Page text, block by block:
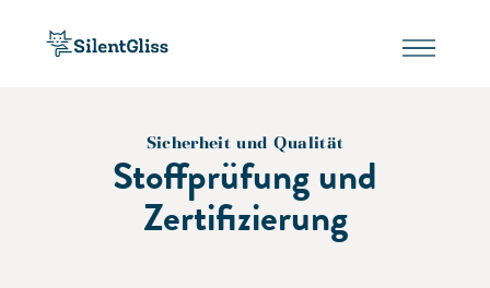
Sicherheit und Qualität
Stoffprüfung und
Zertifizierung